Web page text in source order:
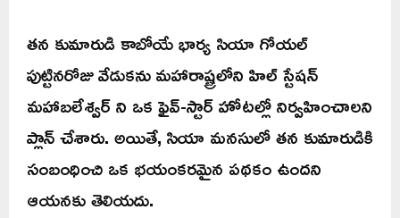
తన కుమారుడి కాబోయే భార్య సియా గోయల్
పుట్టినరోజు వేడుకను మహారాష్ట్రలోని హిల్ స్టేషన్
మహాబలేశ్వర్ ని ఒక ఫైవ్-స్టార్ హోటల్లో నిర్వహించాలని
ప్లాన్ చేశారు. అయితే, సియా మనసులో తన కుమారుడికి
సంబంధించి ఒక భయంకరమైన పథకం ఉందని
ఆయనకు తెలియదు.